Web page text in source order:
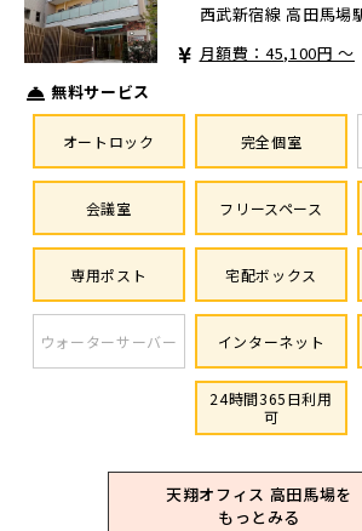
西武新宿線 高田馬場
月額費：45,100円 ～
無料サービス
オートロック 完全個室
会議室 フリースペース
専用ポスト 宅配ボックス
ウォーターサーバー インターネット
24時間365日利用
可
天翔オフィス 高田馬場を
もっとみる